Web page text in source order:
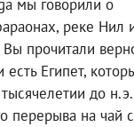
мы говорили о
реке Нил
прочитали
Египет,
до н.э.
перерыва на чай с